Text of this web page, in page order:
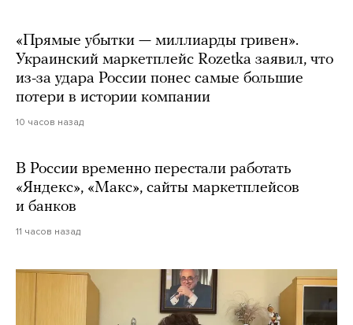
«Прямые убытки — миллиарды гривен».
Украинский маркетплейс Rozetka заявил, что
из-за удара России понес самые большие
потери в истории компании
10 часов назад
В России временно перестали работать
«Яндекс», «Макс», сайты маркетплейсов
и банков
11 часов назад